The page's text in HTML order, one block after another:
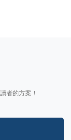
者的方案！